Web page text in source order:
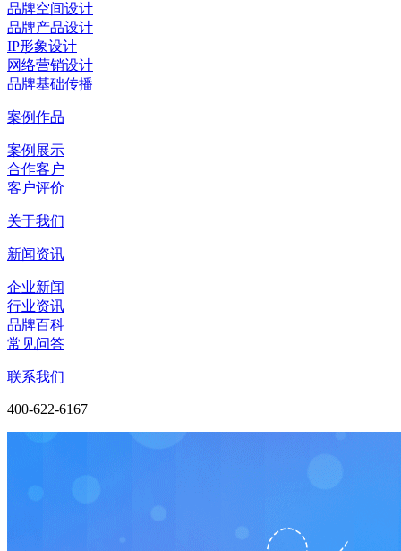
品牌空间设计
品牌产品设计
IP形象设计
网络营销设计
品牌基础传播
案例作品
案例展示
合作客户
客户评价
关于我们
新闻资讯
企业新闻
行业资讯
品牌百科
常见问答
联系我们
400-622-6167